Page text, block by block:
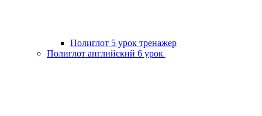
Полиглот 5 урок тренажер
Полиглот английский 6 урок